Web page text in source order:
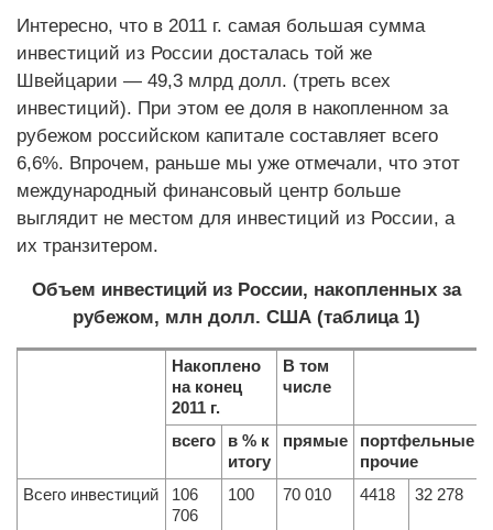
Интересно, что в 2011 г. самая большая сумма
инвестиций из России досталась той же
Швейцарии — 49,3 млрд долл. (треть всех
инвестиций). При этом ее доля в накопленном за
рубежом российском капитале составляет всего
6,6%. Впрочем, раньше мы уже отмечали, что этот
международный финансовый центр больше
выглядит не местом для инвестиций из России, а
их транзитером.
Объем инвестиций из России, накопленных за
рубежом, млн долл. США (таблица 1)
Накоплено
на конец
2011 г.
В том
числе
всего
в % к
итогу
прямые
портфельные
прочие
Всего инвестиций
106
706
100 70 010 4418 32 278